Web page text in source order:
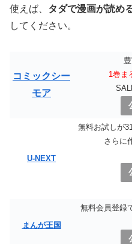
使えば、 タダで漫画が読め
してください。
コミックシー
モア
1巻ま
U-NEXT
無料お試しが
さらに
まんが王国
無料会員登録